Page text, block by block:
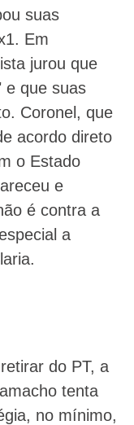
suas
Em
jurou que
e que suas
Coronel, que
acordo direto
o Estado
e
é contra a
a
do PT, a
tenta
no mínimo,